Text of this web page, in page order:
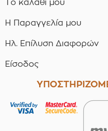
Το καλάθι μου
Η Παραγγελία μου
Ηλ. Επίλυση Διαφορών
Είσοδος